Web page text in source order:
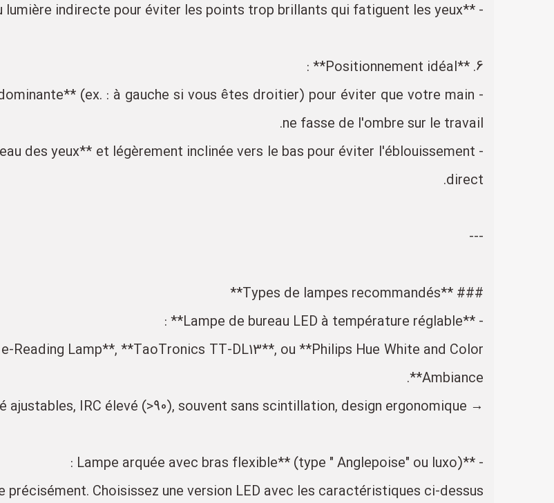
- **Abat-jour diffusant** ou lumière indirecte pour éviter les points trop brillants qui fatiguent les yeux.
6. **Positionnement idéal** :
(ex. : à gauche si vous êtes droitier) pour éviter que votre main
ne fasse de l'ombre sur le travail.
des yeux** et légèrement inclinée vers le bas pour éviter l'éblouissement
direct.
---
### **Types de lampes recommandés**
- **Lampe de bureau LED à température réglable** :
Reading Lamp**, **TaoTronics TT-DL13**, ou **Philips Hue White and Color
Ambiance**.
→ Avantages : Température et luminosité ajustables, IRC élevé (>90), souvent sans scintillation, design ergonomique.
- **Lampe arquée avec bras flexible** (type " Anglepoise" ou luxo) :
précisément. Choisissez une version LED avec les caractéristiques ci-dessus.